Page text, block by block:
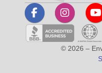
© 2026 –